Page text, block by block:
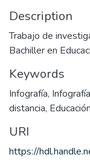
Description
Trabajo de
Bachiller en
Keywords
Infografía,
distancia,
URI
https://